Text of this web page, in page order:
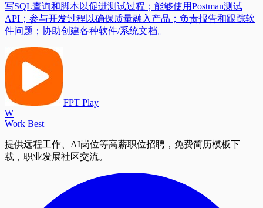
写SQL查询和脚本以促进测试过程；能够使用Postman测试
API；参与开发过程以确保质量融入产品；负责报告和跟踪软
件问题；协助创建各种软件/系统文档。
FPT Play
W
Work Best
提供远程工作、AI岗位等高薪职位招聘，免费简历模板下
载，职业发展社区交流。